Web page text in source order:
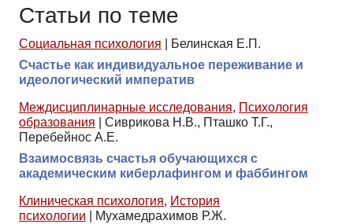
Статьи по теме
Социальная психология
Белинская Е.П.
Счастье как индивидуальное переживание и
идеологический императив
Междисциплинарные исследования, Психология
образования
Сиврикова Н.В., Пташко Т.Г.,
Перебейнос А.Е.
Взаимосвязь счастья обучающихся с
академическим киберлафингом и фаббингом
Клиническая психология, История
психологии
Мухамедрахимов Р.Ж.